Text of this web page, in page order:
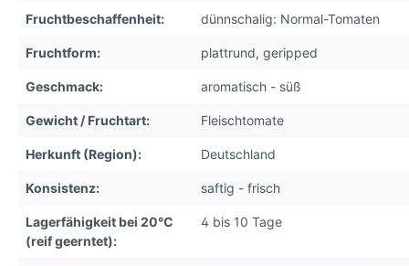
Fruchtbeschaffenheit: dünnschalig: Normal-Tomaten
Fruchtform: plattrund, geripped
Geschmack: aromatisch - süß
Gewicht / Fruchtart: Fleischtomate
Herkunft (Region): Deutschland
Konsistenz: saftig - frisch
Lagerfähigkeit bei 20°C
(reif geerntet):
4 bis 10 Tage